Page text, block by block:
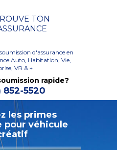
TON
d'assurance en
Auto, Habitation, Vie,
VR & +
rapide?
852-5520
les primes
pour véhicule